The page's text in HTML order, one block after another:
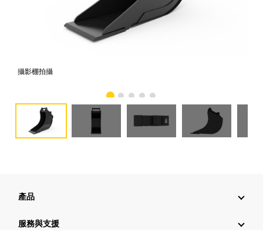
攝影棚拍攝
產品
服務與支援